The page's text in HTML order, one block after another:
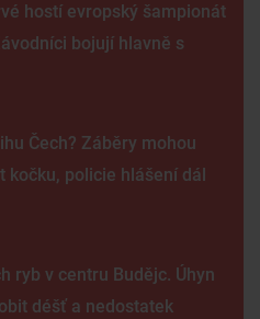
hostí evropský šampionát
bojují hlavně s
Čech? Záběry mohou
kočku, policie hlášení dál
ryb v centru Budějc. Úhyn
déšť a nedostatek